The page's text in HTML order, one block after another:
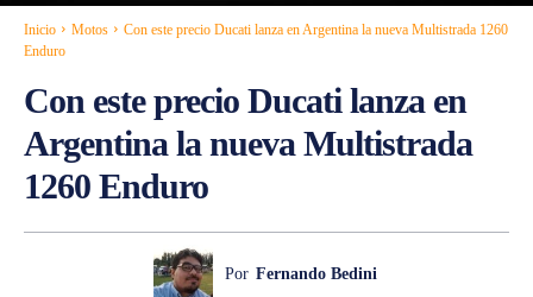
Inicio Motos
Con este precio Ducati lanza en Argentina la nueva Multistrada 1260
Enduro
Con este precio Ducati lanza en
Argentina la nueva Multistrada
1260 Enduro
Por Fernando Bedini